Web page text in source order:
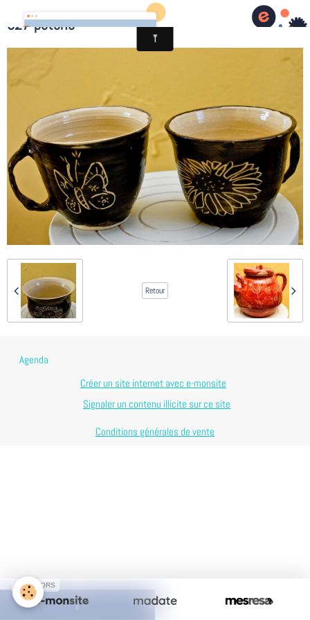
027-poterie
Retour
Agenda
Créer un site internet avec e-monsite
Signaler un contenu illicite sur ce site
Conditions générales de vente
SPONSORS